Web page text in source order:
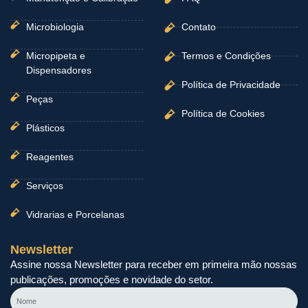
Microbiologia
Micropipeta e
Dispensadores
Peças
Plásticos
Reagentes
Serviços
Vidrarias e Porcelanas
Contato
Termos e Condições
Política de Privacidade
Política de Cookies
Newsletter
Assine nossa Newsletter para receber em primeira mão nossas
publicações, promoções e novidade do setor.
Nome